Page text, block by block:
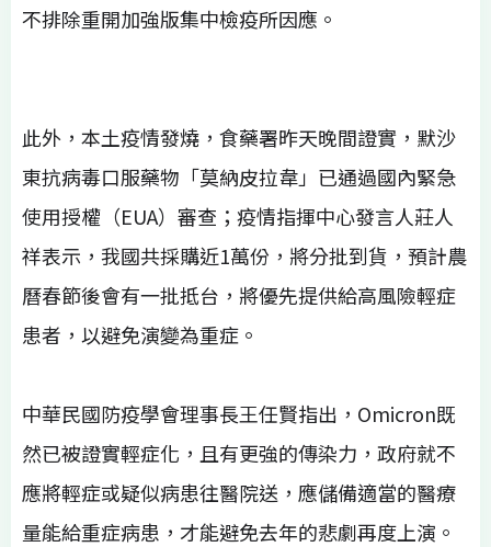
不排除重開加強版集中檢疫所因應。
此外，本土疫情發燒，食藥署昨天晚間證實，默沙
東抗病毒口服藥物「莫納皮拉韋」已通過國內緊急
使用授權（EUA）審查；疫情指揮中心發言人莊人
祥表示，我國共採購近1萬份，將分批到貨，預計農
曆春節後會有一批抵台，將優先提供給高風險輕症
患者，以避免演變為重症。
中華民國防疫學會理事長王任賢指出，Omicron既
然已被證實輕症化，且有更強的傳染力，政府就不
應將輕症或疑似病患往醫院送，應儲備適當的醫療
量能給重症病患，才能避免去年的悲劇再度上演。